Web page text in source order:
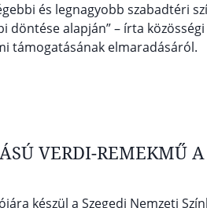
és legnagyobb szabadtéri
döntése alapján” – írta
támogatásának elmaradásáról.
VERDI-REMEKMŰ
készül a Szegedi Nemzeti